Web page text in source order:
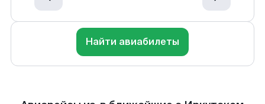
Найти авиабилеты